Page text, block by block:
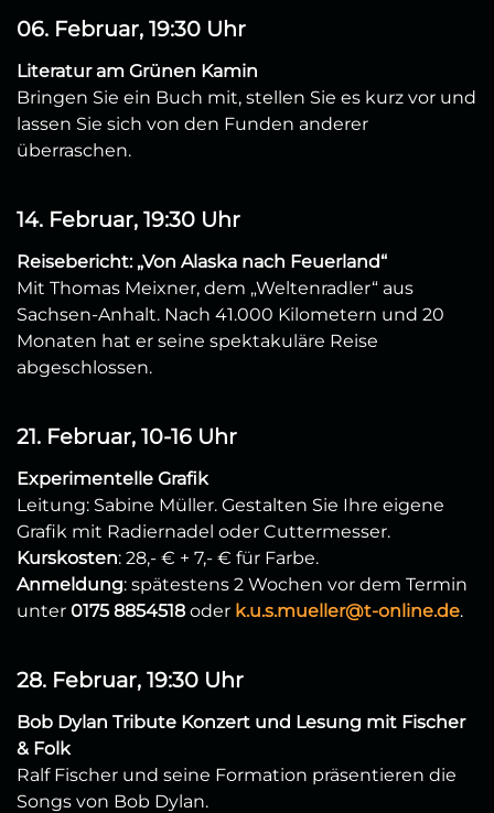
06. Februar, 19:30 Uhr
Literatur am Grünen Kamin
Bringen Sie ein Buch mit, stellen Sie es kurz vor und
lassen Sie sich von den Funden anderer
überraschen.
14. Februar, 19:30 Uhr
Reisebericht: „Von Alaska nach Feuerland“
Mit Thomas Meixner, dem „Weltenradler“ aus
Sachsen-Anhalt. Nach 41.000 Kilometern und 20
Monaten hat er seine spektakuläre Reise
abgeschlossen.
21. Februar, 10-16 Uhr
Experimentelle Grafik
Leitung: Sabine Müller. Gestalten Sie Ihre eigene
Grafik mit Radiernadel oder Cuttermesser.
Kurskosten: 28,- € + 7,- € für Farbe.
Anmeldung: spätestens 2 Wochen vor dem Termin
unter 0175 8854518 oder k.u.s.mueller@t-online.de.
28. Februar, 19:30 Uhr
Bob Dylan Tribute Konzert und Lesung mit Fischer
& Folk
Ralf Fischer und seine Formation präsentieren die
Songs von Bob Dylan.